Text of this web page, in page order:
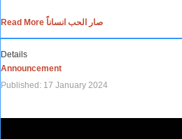
Read More صار الحب انساناً
Details
Announcement
Published: 17 January 2024